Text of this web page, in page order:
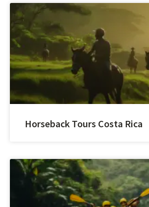
Horseback Tours Costa Rica